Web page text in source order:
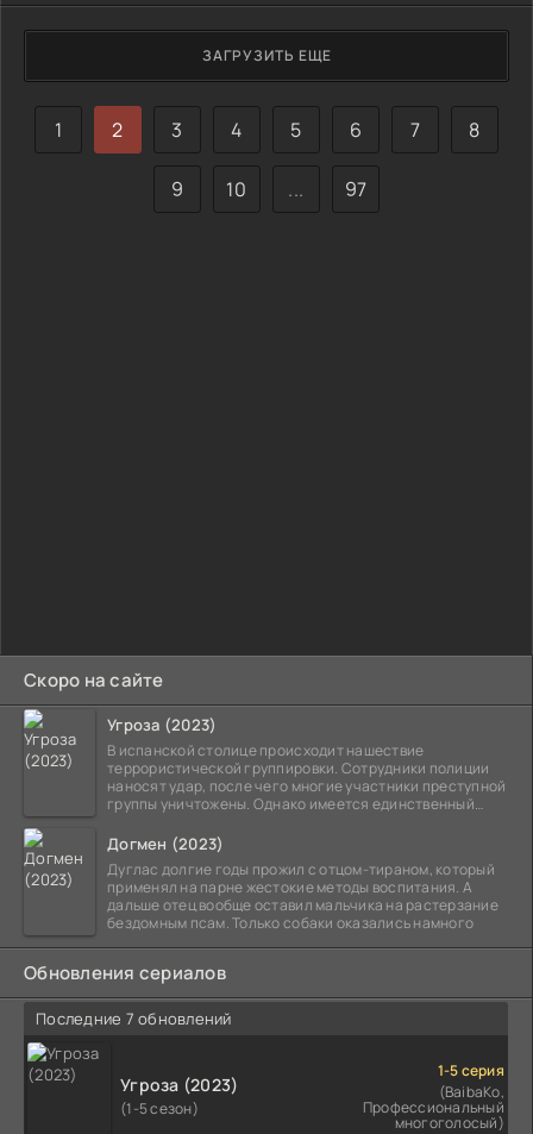
Скоро на сайте
Угроза (2023)
В испанской столице происходит нашествие
террористической группировки. Сотрудники полиции
наносят удар, после чего многие участники преступной
группы уничтожены. Однако имеется единственный
Догмен (2023)
Дуглас долгие годы прожил с отцом-тираном, который
применял на парне жестокие методы воспитания. А
дальше отец вообще оставил мальчика на растерзание
бездомным псам. Только собаки оказались намного
Обновления сериалов
Последние 7 обновлений
Угроза (2023)
(1-5 сезон)
1-5 серия
(BaibaKo,
Профессиональный
многоголосый)
одиночества, депрессии и серых будней. Поймав однажды
очередной трип, юноша видит в галлюцинациях покойную
мать, которая зачем-то настоятельно рекомендует ему
отправиться из США в Бухарест. Герой следует совету, и в
ЗАГРУЗИТЬ ЕЩЕ
1 2 3 4 5 6 7 8
9 10 ... 97